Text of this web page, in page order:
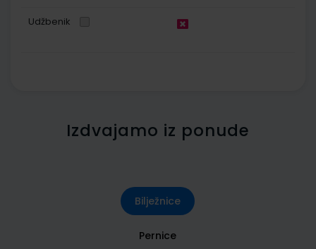
Udžbenik
Izdvajamo iz ponude
Bilježnice
Pernice